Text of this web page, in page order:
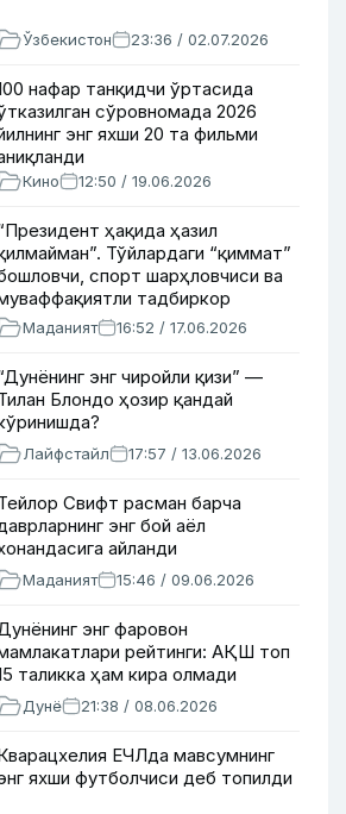
Ўзбекистон 23:36 / 02.07.2026
нафар танқидчи ўртасида
сўровномада 2026
энг яхши 20 та фильми
Кино 12:50 / 19.06.2026
ҳақида ҳазил
Тўйлардаги “қиммат”
спорт шарҳловчиси ва
тадбиркор
Кабулов 39 ёшда (фото,
Маданият 16:52 / 17.06.2026
энг чиройли қизи” —
Блондо ҳозир қандай
Лайфстайл 17:57 / 13.06.2026
Свифт расман барча
энг бой аёл
айланди
Маданият 15:46 / 09.06.2026
энг фаровон
рейтинги: АҚШ топ
таликка ҳам кира олмади
Дунё 21:38 / 08.06.2026
ЕЧЛда мавсумнинг
яхши футболчиси деб топилди